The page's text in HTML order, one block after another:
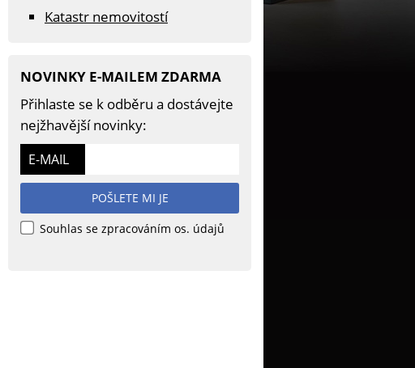
Katastr nemovitostí
NOVINKY E-MAILEM ZDARMA
Přihlaste se k odběru a dostávejte
nejžhavější novinky:
E-MAIL
POŠLETE MI JE
Souhlas se zpracováním os. údajů